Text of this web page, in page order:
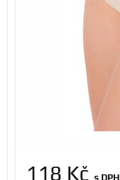
118 Kč s DPH